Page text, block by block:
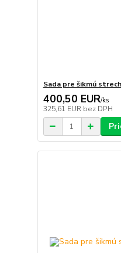
Sada pre šikmú
400,50 EUR/ks
325,61 EUR bez DPH